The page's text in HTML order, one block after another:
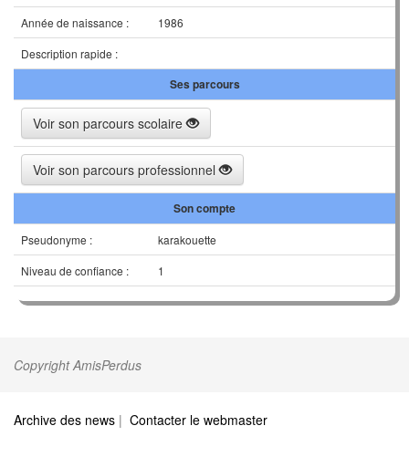
Année de naissance :
1986
Description rapide :
Ses parcours
Voir son parcours scolaire
Voir son parcours professionnel
Son compte
Pseudonyme :
karakouette
Niveau de confiance :
1
Copyright AmisPerdus
Archive des news | Contacter le webmaster